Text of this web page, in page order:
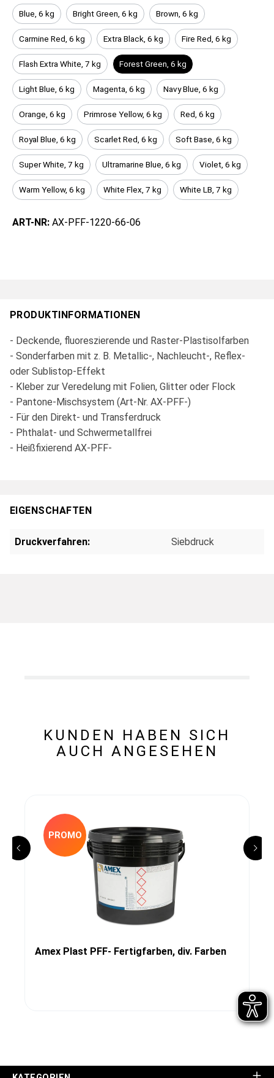
Blue, 6 kg Bright Green, 6 kg Brown, 6 kg
Carmine Red, 6 kg Extra Black, 6 kg Fire Red, 6 kg
Flash Extra White, 7 kg Forest Green, 6 kg
Light Blue, 6 kg Magenta, 6 kg Navy Blue, 6 kg
Orange, 6 kg Primrose Yellow, 6 kg Red, 6 kg
Royal Blue, 6 kg Scarlet Red, 6 kg Soft Base, 6 kg
Super White, 7 kg Ultramarine Blue, 6 kg Violet, 6 kg
Warm Yellow, 6 kg White Flex, 7 kg White LB, 7 kg
ART-NR: AX-PFF-1220-66-06
PRODUKTINFORMATIONEN
- Deckende, fluoreszierende und Raster-Plastisolfarben
- Sonderfarben mit z. B. Metallic-, Nachleucht-, Reflex-
oder Sublistop-Effekt
- Kleber zur Veredelung mit Folien, Glitter oder Flock
- Pantone-Mischsystem (Art-Nr. AX-PFF-)
- Für den Direkt- und Transferdruck
- Phthalat- und Schwermetallfrei
- Heißfixierend AX-PFF-
EIGENSCHAFTEN
Druckverfahren: Siebdruck
KUNDEN HABEN SICH
AUCH ANGESEHEN
PROMO
Amex Plast PFF- Fertigfarben, div. Farben